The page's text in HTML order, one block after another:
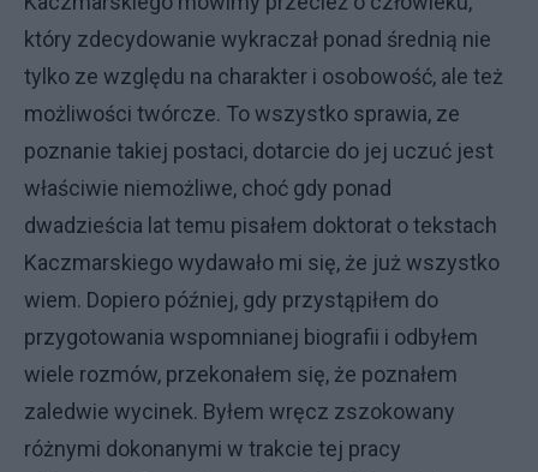
który zdecydowanie wykraczał ponad średnią nie
tylko ze względu na charakter i osobowość, ale też
możliwości twórcze. To wszystko sprawia, ze
poznanie takiej postaci, dotarcie do jej uczuć jest
właściwie niemożliwe, choć gdy ponad
dwadzieścia lat temu pisałem doktorat o tekstach
Kaczmarskiego wydawało mi się, że już wszystko
wiem. Dopiero później, gdy przystąpiłem do
przygotowania wspomnianej biografii i odbyłem
wiele rozmów, przekonałem się, że poznałem
zaledwie wycinek. Byłem wręcz zszokowany
różnymi dokonanymi w trakcie tej pracy